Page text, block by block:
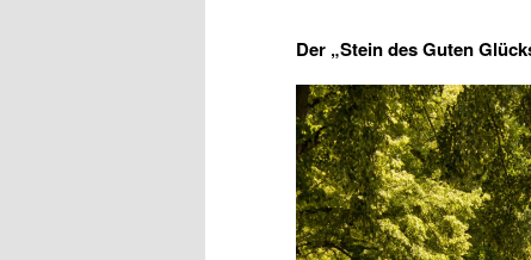
wechseln
Der „Stein des Guten